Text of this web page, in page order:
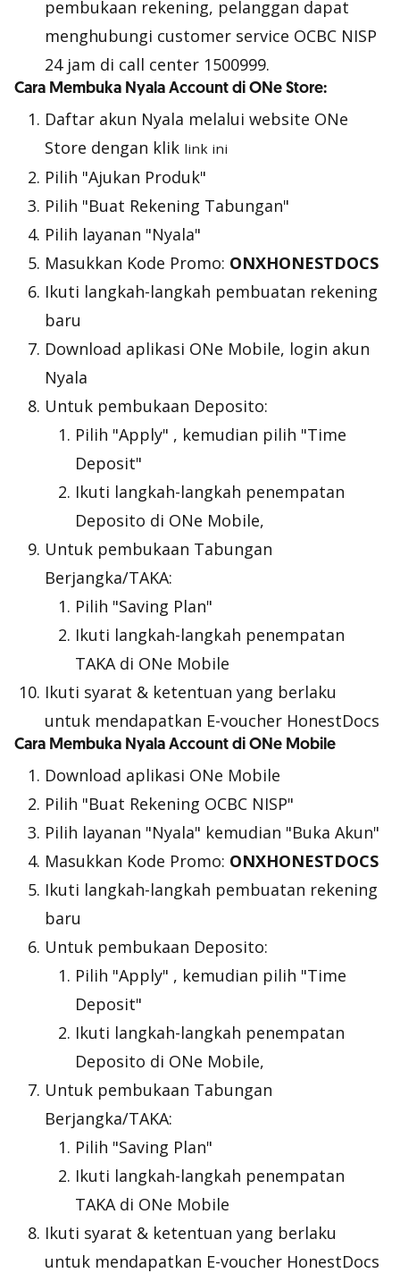
pembukaan rekening, pelanggan dapat
menghubungi customer service OCBC NISP
24 jam di call center 1500999.
Cara Membuka Nyala Account di ONe Store:
Daftar akun Nyala melalui website ONe
Store dengan klik link ini
Pilih "Ajukan Produk"
Pilih "Buat Rekening Tabungan"
Pilih layanan "Nyala"
Masukkan Kode Promo: ONXHONESTDOCS
Ikuti langkah-langkah pembuatan rekening
baru
Download aplikasi ONe Mobile, login akun
Nyala
Untuk pembukaan Deposito:
Pilih "Apply" , kemudian pilih "Time
Deposit"
Ikuti langkah-langkah penempatan
Deposito di ONe Mobile,
Untuk pembukaan Tabungan
Berjangka/TAKA:
Pilih "Saving Plan"
Ikuti langkah-langkah penempatan
TAKA di ONe Mobile
Ikuti syarat & ketentuan yang berlaku
untuk mendapatkan E-voucher HonestDocs
Cara Membuka Nyala Account di ONe Mobile
Download aplikasi ONe Mobile
Pilih "Buat Rekening OCBC NISP"
Pilih layanan "Nyala" kemudian "Buka Akun"
Masukkan Kode Promo: ONXHONESTDOCS
Ikuti langkah-langkah pembuatan rekening
baru
Untuk pembukaan Deposito:
Pilih "Apply" , kemudian pilih "Time
Deposit"
Ikuti langkah-langkah penempatan
Deposito di ONe Mobile,
Untuk pembukaan Tabungan
Berjangka/TAKA:
Pilih "Saving Plan"
Ikuti langkah-langkah penempatan
TAKA di ONe Mobile
Ikuti syarat & ketentuan yang berlaku
untuk mendapatkan E-voucher HonestDocs